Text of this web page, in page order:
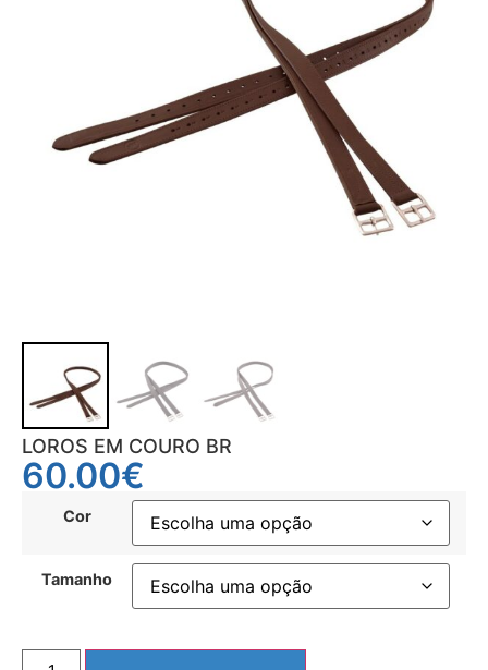
LOROS EM COURO BR
60.00€
Cor
Tamanho